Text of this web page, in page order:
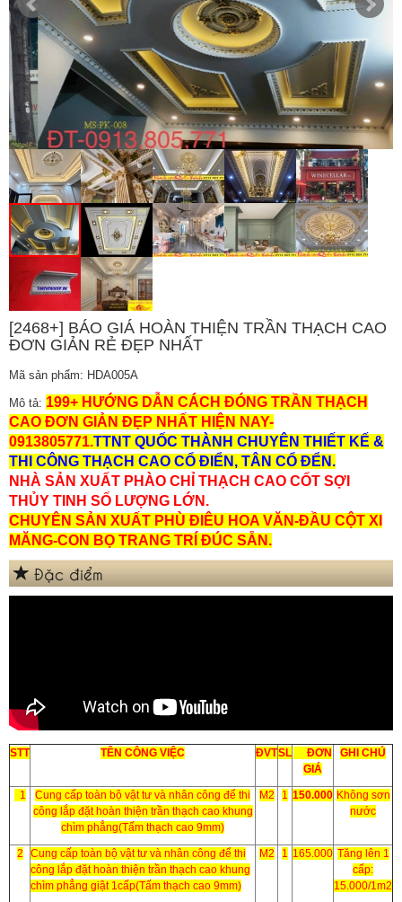
[2468+] BÁO GIÁ HOÀN THIỆN TRẦN THẠCH CAO
ĐƠN GIẢN RẺ ĐẸP NHẤT
Mã sản phẩm: HDA005A
Mô tả: 199+ HƯỚNG DẪN CÁCH ĐÓNG TRẦN THẠCH
CAO ĐƠN GIẢN ĐẸP NHẤT HIỆN NAY-
0913805771.TTNT QUỐC THÀNH CHUYÊN THIẾT KẾ &
THI CÔNG THẠCH CAO CỔ ĐIỂN, TÂN CỔ ĐỂN.
NHÀ SẢN XUẤT PHÀO CHỈ THẠCH CAO CỐT SỢI
THỦY TINH SỐ LƯỢNG LỚN.
CHUYÊN SẢN XUẤT PHÙ ĐIÊU HOA VĂN-ĐẦU CỘT XI
MĂNG-CON BỌ TRANG TRÍ ĐÚC SẴN.
Đặc điểm
STT TÊN CÔNG VIỆC ĐVTSL
ĐƠN
GIÁ
GHI CHÚ
1
Cung cấp toàn bộ vật tư và nhân công để thi
công lắp đặt hoàn thiện trần thạch cao khung
chìm phẳng(Tấm thạch cao 9mm)
M2 1 150.000 Không sơn
nước
2
Cung cấp toàn bộ vật tư và nhân công để thi
công lắp đặt hoàn thiện trần thạch cao khung
chìm phẳng giật 1cấp(Tấm thạch cao 9mm)
M2 1 165.000 Tăng lên 1
cấp:
15.000/1m2